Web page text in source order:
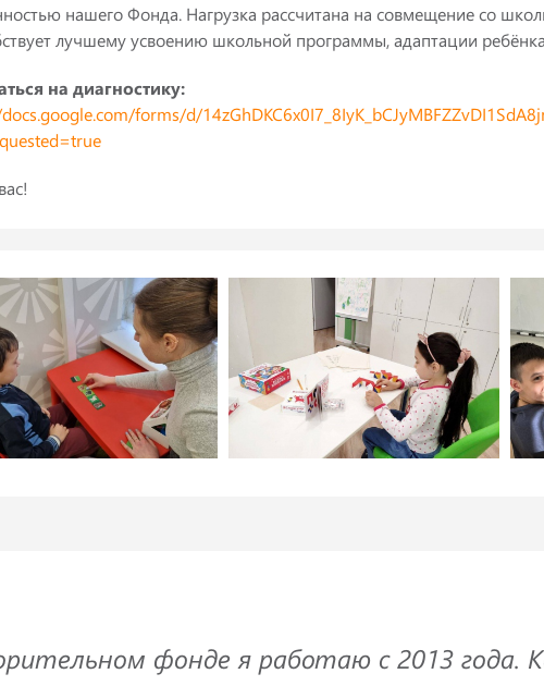
нашего Фонда. Нагрузка рассчитана на совмещение со
лучшему усвоению школьной программы, адаптации
на диагностику:
forms/d/
фонде я работаю с 2013 года.